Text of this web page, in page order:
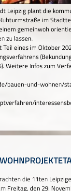
Leipzig plant die
im
zu lassen.
Teil eines im Oktober
Weitere Infos zum
bauen-und-wohnen/
die 11ten
Freitag, den 29.